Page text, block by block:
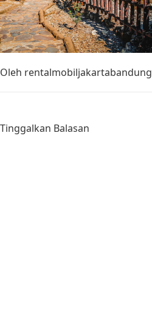
Oleh rentalmobiljakartabandung
Tinggalkan Balasan